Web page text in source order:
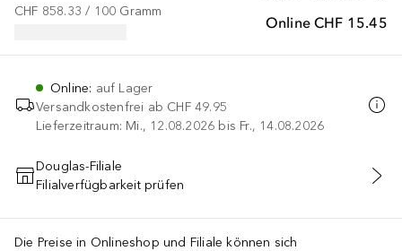
Online CHF 15.45
CHF 858.33 / 100 Gramm
Online: auf Lager
Versandkostenfrei ab CHF 49.95
Lieferzeitraum: Mi., 12.08.2026 bis Fr., 14.08.2026
IN DEN WARENKORB
Douglas-Filiale
Filialverfügbarkeit prüfen
Die Preise in Onlineshop und Filiale können sich